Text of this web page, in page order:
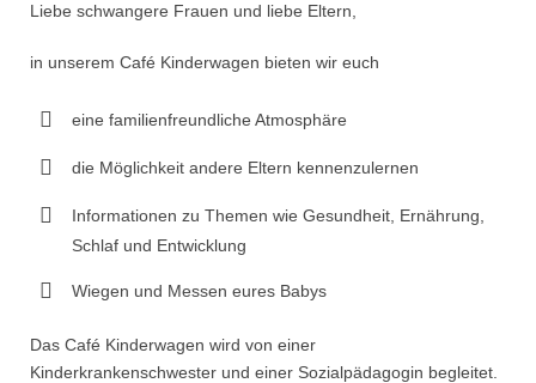
Liebe schwangere Frauen und liebe Eltern,
in unserem Café Kinderwagen bieten wir euch
eine familienfreundliche Atmosphäre
die Möglichkeit andere Eltern kennenzulernen
Informationen zu Themen wie Gesundheit, Ernährung,
Schlaf und Entwicklung
Wiegen und Messen eures Babys
Das Café Kinderwagen wird von einer
Kinderkrankenschwester und einer Sozialpädagogin begleitet.